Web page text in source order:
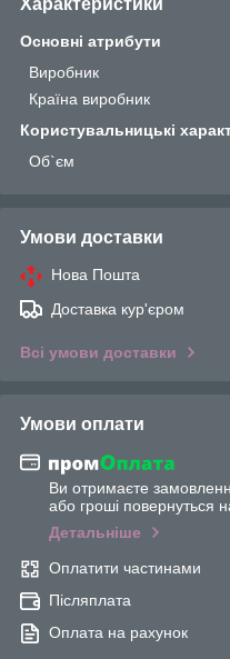
Основні атрибути
Виробник
Країна виробник
Користувальницькі
Об`єм
Умови доставки
Нова Пошта
Доставка кур'єром
Всі умови доставки
Умови оплати
Ви отримаєте
або гроші повернуться
Детальніше
Оплатити частинами
Післяплата
Оплата на рахунок